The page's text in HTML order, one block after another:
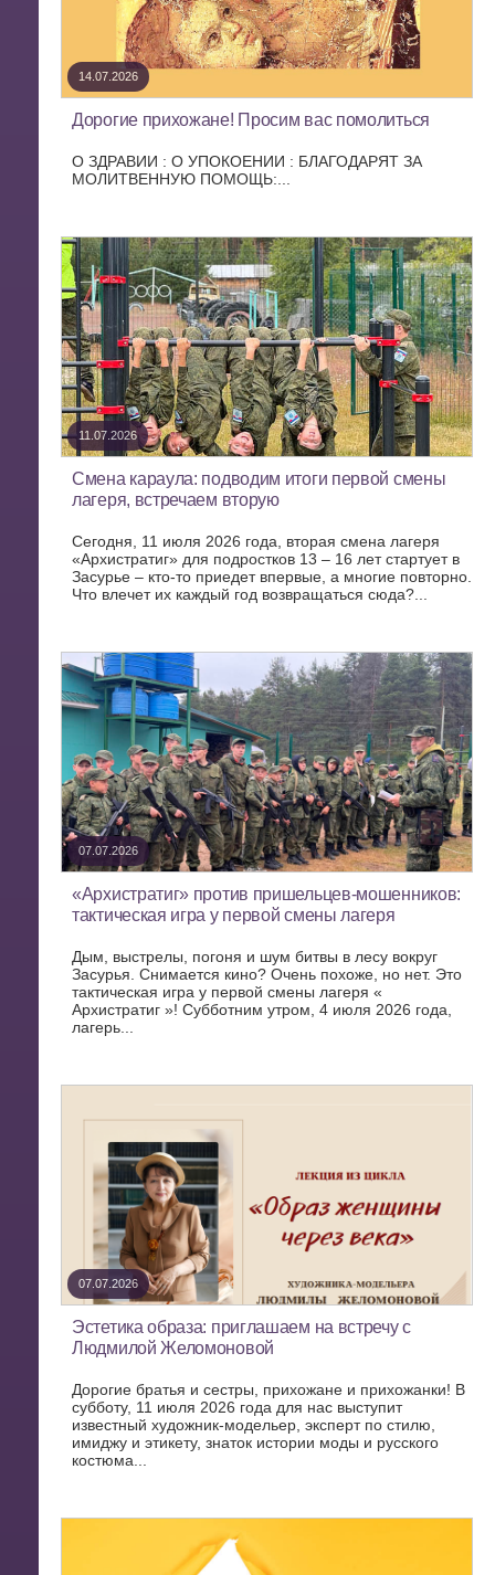
14.07.2026
Дорогие прихожане! Просим вас помолиться
О ЗДРАВИИ : О УПОКОЕНИИ : БЛАГОДАРЯТ ЗА
МОЛИТВЕННУЮ ПОМОЩЬ:...
11.07.2026
Смена караула: подводим итоги первой смены
лагеря, встречаем вторую
Сегодня, 11 июля 2026 года, вторая смена лагеря
«Архистратиг» для подростков 13 – 16 лет стартует в
Засурье – кто-то приедет впервые, а многие повторно.
Что влечет их каждый год возвращаться сюда?...
07.07.2026
«Архистратиг» против пришельцев-мошенников:
тактическая игра у первой смены лагеря
Дым, выстрелы, погоня и шум битвы в лесу вокруг
Засурья. Снимается кино? Очень похоже, но нет. Это
тактическая игра у первой смены лагеря «
Архистратиг »! Субботним утром, 4 июля 2026 года,
лагерь...
07.07.2026
Эстетика образа: приглашаем на встречу с
Людмилой Желомоновой
Дорогие братья и сестры, прихожане и прихожанки! В
субботу, 11 июля 2026 года для нас выступит
известный художник-модельер, эксперт по стилю,
имиджу и этикету, знаток истории моды и русского
костюма...